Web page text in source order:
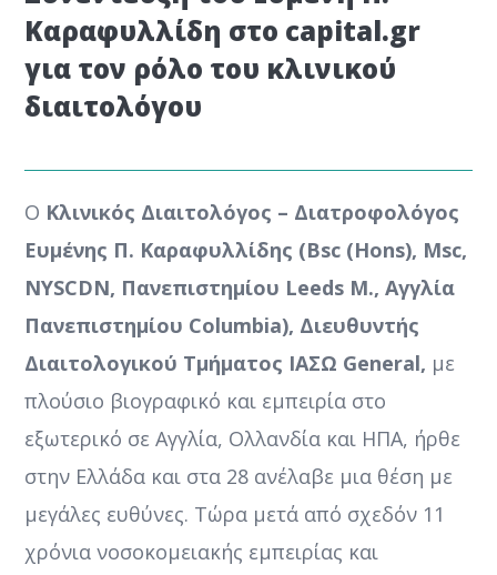
Καραφυλλίδη στο capital.gr
για τον ρόλο του κλινικού
διαιτολόγου
Ο Κλινικός Διαιτολόγος – Διατροφολόγος
Ευμένης Π. Καραφυλλίδης (Bsc (Hons), Msc,
NYSCDN, Πανεπιστημίου Leeds M., Αγγλία
Πανεπιστημίου Columbia), Διευθυντής
Διαιτολογικού Τμήματος ΙΑΣΩ General, με
πλούσιο βιογραφικό και εμπειρία στο
εξωτερικό σε Αγγλία, Ολλανδία και ΗΠΑ, ήρθε
στην Ελλάδα και στα 28 ανέλαβε μια θέση με
μεγάλες ευθύνες. Τώρα μετά από σχεδόν 11
χρόνια νοσοκομειακής εμπειρίας και